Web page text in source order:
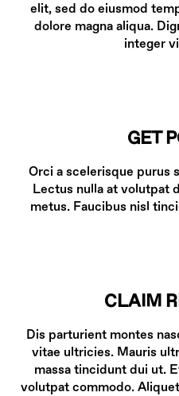
elit, sed do eiusmod
dolore magna aliqua.
integer
GET
Orci a scelerisque purus
Lectus nulla at volutpat
metus. Faucibus nisl
CLAIM
Dis parturient montes
vitae ultricies. Mauris
massa tincidunt dui ut.
volutpat commodo.